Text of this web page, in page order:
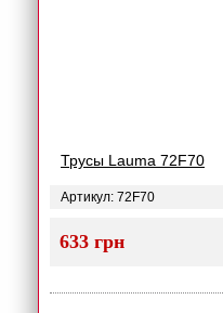
Трусы Lauma 72F70
Артикул: 72F70
633 грн